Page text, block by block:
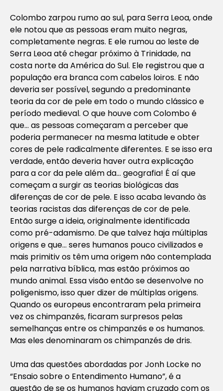
Colombo zarpou rumo ao sul, para Serra Leoa, onde
ele notou que as pessoas eram muito negras,
completamente negras. E ele rumou ao leste de
Serra Leoa até chegar próximo à Trinidade, na
costa norte da América do Sul. Ele registrou que a
população era branca com cabelos loiros. E não
deveria ser possível, segundo a predominante
teoria da cor de pele em todo o mundo clássico e
período medieval. O que houve com Colombo é
que… as pessoas começaram a perceber que
poderia permanecer na mesma latitude e obter
cores de pele radicalmente diferentes. E se isso era
verdade, então deveria haver outra explicação
para a cor da pele além da… geografia! É aí que
começam a surgir as teorias biológicas das
diferenças de cor de pele. E isso acaba levando às
teorias racistas das diferenças de cor de pele.
Então surge a ideia, originalmente identificada
como pré-adamismo. De que talvez haja múltiplas
origens e que… seres humanos pouco civilizados e
mais primitiv os têm uma origem não contemplada
pela narrativa bíblica, mas estão próximos ao
mundo animal. Essa visão então se desenvolve no
poligenismo, isso quer dizer de múltiplas origens.
Quando os europeus encontraram pela primeira
vez os chimpanzés, ficaram surpresos pelas
semelhanças entre os chimpanzés e os humanos.
Mas eles denominaram os chimpanzés de dris.
Uma das questões abordadas por Jonh Locke no
“Ensaio sobre o Entendimento Humano”, é a
questão de se os humanos haviam cruzado com os